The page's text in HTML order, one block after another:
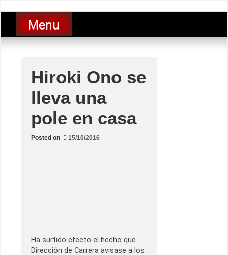
to
contentLucio Lopez GP
luciolopezgp
Menu
Hiroki Ono se
lleva una
pole en casa
Posted on 15/10/2016
Ha surtido efecto el hecho que
Dirección de Carrera avisase a los